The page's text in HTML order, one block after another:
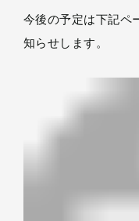
今後の予定は下記ペ
知らせします。